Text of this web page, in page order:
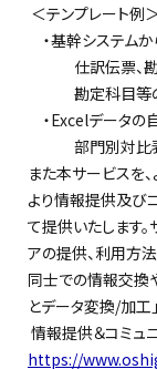
＜テンプレート例
・基幹システム
仕訳伝票、勘定
勘定科目等の
・Excelデータの
部門別対比表
また本サービスを、
より情報提供及び
て提供いたします。
アの提供、利用方
同士での情報交換
とデータ変換/加工
情報提供＆コミュ
https://